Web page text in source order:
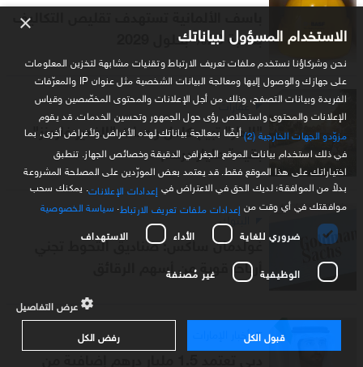
باسف الألمانية تستهدف تقليص التكاليف
بنسبة 20% بحلول 2029
عقارات
"الدار" تبيع كامل وحدات "الغدير غاردنز"
بقيمة مليار درهم
البنوك
غولدمان ساكس: صناديق التحوط تجني
أرباحا قوية من أسهم الرقائق
أخبار الإمارات
دبي تعتمد 1.5 مليار درهم إضافية من
× الاستخدام المسؤول لبياناتك
نحن وشركاؤنا نستخدم ملفات تعريف الارتباط وتقنيات مشابهة لتخزين المعلومات
على جهازك والوصول إليها ومعالجة البيانات الشخصية مثل عنوان IP والمعرّفات
الفريدة وبيانات التصفح، وذلك من أجل الإعلانات والمحتوى المخصّصين وقياس
الإعلانات والمحتوى واستخلاص رؤى حول الجمهور وتحسين الخدمات. قد يقوم
مزوّدو الجهات الخارجية (2)
أيضًا بمعالجة بياناتك لهذه الأغراض ولأغراض أخرى، بما
في ذلك استخدام بيانات الموقع الجغرافي الدقيقة وخصائص الجهاز. تنطبق
اختياراتك على هذا الموقع فقط. قد يعتمد بعض المورّدين على المصلحة المشروعة
بدلاً من الموافقة؛ لديك الحق في الاعتراض في إعدادات الإعلانات . يمكنك سحب
موافقتك في أي وقت من إعدادات ملفات تعريف الارتباط سياسة الخصوصية
ضروري للغاية
الأداء الاستهداف
الوظيفية غير مُصنفة
عرض التفاصيل
قبول الكل
رفض الكل